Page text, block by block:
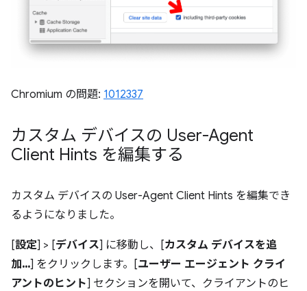
Chromium の問題: 1012337
カスタム デバイスの User-Agent
Client Hints を編集する
カスタム デバイスの User-Agent Client Hints を編集でき
るようになりました。
[設定] > [デバイス] に移動し、[カスタム デバイスを追
加...] をクリックします。[ユーザー エージェント クライ
アントのヒント] セクションを開いて、クライアントのヒ